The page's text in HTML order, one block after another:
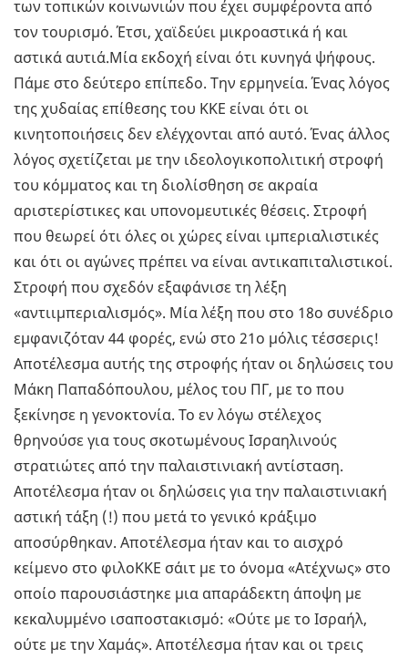
των τοπικών κοινωνιών που έχει συμφέροντα από
τον τουρισμό. Έτσι, χαϊδεύει μικροαστικά ή και
αστικά αυτιά.Μία εκδοχή είναι ότι κυνηγά ψήφους.
Πάμε στο δεύτερο επίπεδο. Την ερμηνεία. Ένας λόγος
της χυδαίας επίθεσης του ΚΚΕ είναι ότι οι
κινητοποιήσεις δεν ελέγχονται από αυτό. Ένας άλλος
λόγος σχετίζεται με την ιδεολογικοπολιτική στροφή
του κόμματος και τη διολίσθηση σε ακραία
αριστερίστικες και υπονομευτικές θέσεις. Στροφή
που θεωρεί ότι όλες οι χώρες είναι ιμπεριαλιστικές
και ότι οι αγώνες πρέπει να είναι αντικαπιταλιστικοί.
Στροφή που σχεδόν εξαφάνισε τη λέξη
«αντιιμπεριαλισμός». Μία λέξη που στο 18ο συνέδριο
εμφανιζόταν 44 φορές, ενώ στο 21ο μόλις τέσσερις!
Αποτέλεσμα αυτής της στροφής ήταν οι δηλώσεις του
Μάκη Παπαδόπουλου, μέλος του ΠΓ, με το που
ξεκίνησε η γενοκτονία. Το εν λόγω στέλεχος
θρηνούσε για τους σκοτωμένους Ισραηλινούς
στρατιώτες από την παλαιστινιακή αντίσταση.
Αποτέλεσμα ήταν οι δηλώσεις για την παλαιστινιακή
αστική τάξη (!) που μετά το γενικό κράξιμο
αποσύρθηκαν. Αποτέλεσμα ήταν και το αισχρό
κείμενο στο φιλοΚΚΕ σάιτ με το όνομα «Ατέχνως» στο
οποίο παρουσιάστηκε μια απαράδεκτη άποψη με
κεκαλυμμένο ισαποστακισμό: «Ούτε με το Ισραήλ,
ούτε με την Χαμάς». Αποτέλεσμα ήταν και οι τρεις